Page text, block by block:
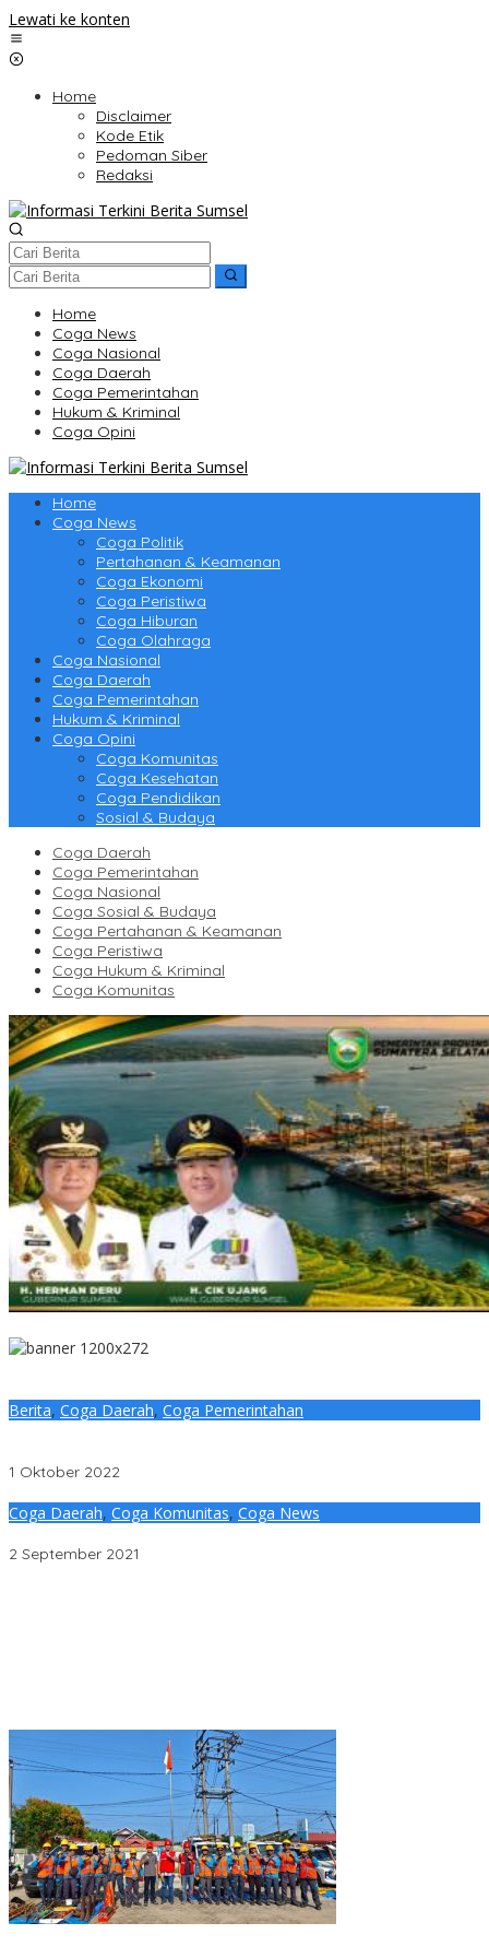
Lewati ke konten
Home
Disclaimer
Kode Etik
Pedoman Siber
Redaksi
Home
Coga News
Coga Nasional
Coga Daerah
Coga Pemerintahan
Hukum & Kriminal
Coga Opini
Home
Coga News
Coga Politik
Pertahanan & Keamanan
Coga Ekonomi
Coga Peristiwa
Coga Hiburan
Coga Olahraga
Coga Nasional
Coga Daerah
Coga Pemerintahan
Hukum & Kriminal
Coga Opini
Coga Komunitas
Coga Kesehatan
Coga Pendidikan
Sosial & Budaya
Coga Daerah
Coga Pemerintahan
Coga Nasional
Coga Sosial & Budaya
Coga Pertahanan & Keamanan
Coga Peristiwa
Coga Hukum & Kriminal
Coga Komunitas
Berita, Coga Daerah, Coga Pemerintahan
1 Oktober 2022
Coga Daerah, Coga Komunitas, Coga News
2 September 2021